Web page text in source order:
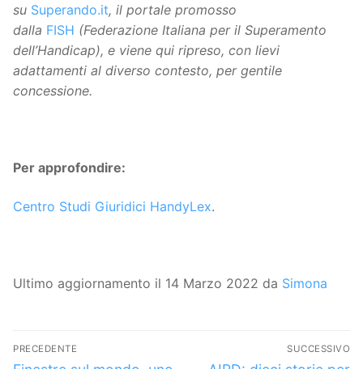
su Superando.it, il portale promosso
dalla FISH (Federazione Italiana per il Superamento
dell’Handicap), e viene qui ripreso, con lievi
adattamenti al diverso contesto, per gentile
concessione.
Per approfondire:
Centro Studi Giuridici HandyLex.
Ultimo aggiornamento il 14 Marzo 2022 da Simona
Navigazione
PRECEDENTE SUCCESSIVO